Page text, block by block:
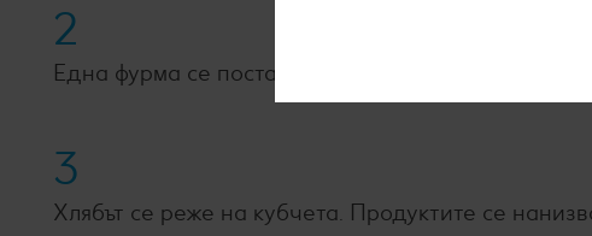
2
Една фурма се поставя между две кубчета
3
Хлябът се реже на кубчета. Продуктите се